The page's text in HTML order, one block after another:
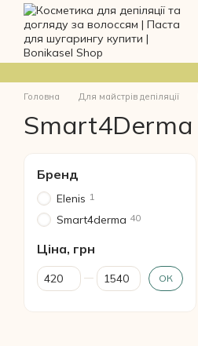
Перейти до основного контенту
Головна Для майстрів депіляції
Smart4Derma
Бренд
Elenis 1
Smart4derma 40
Ціна, грн
Від Ціна, грн
До Ціна, грн ОК